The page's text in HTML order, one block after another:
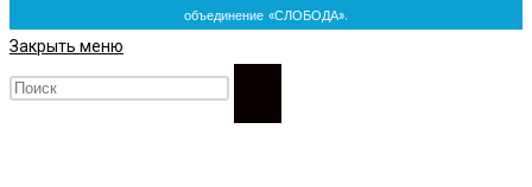
объединение «СЛОБОДА».
Закрыть меню